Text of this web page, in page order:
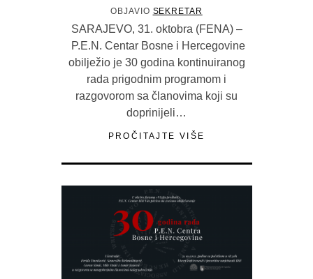
OBJAVIO SEKRETAR
SARAJEVO, 31. oktobra (FENA) –
P.E.N. Centar Bosne i Hercegovine
obilježio je 30 godina kontinuiranog
rada prigodnim programom i
razgovorom sa članovima koji su
doprinijeli…
PROČITAJTE VIŠE